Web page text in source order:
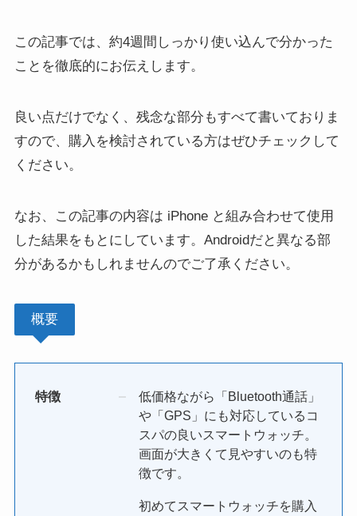
この記事では、約4週間しっかり使い込んで分かった
ことを徹底的にお伝えします。
良い点だけでなく、残念な部分もすべて書いておりま
すので、購入を検討されている方はぜひチェックして
ください。
なお、この記事の内容は iPhone と組み合わせて使用
した結果をもとにしています。Androidだと異なる部
分があるかもしれませんのでご了承ください。
概要
特徴
低価格ながら「Bluetooth通話」
や「GPS」にも対応しているコ
スパの良いスマートウォッチ。
画面が大きくて見やすいのも特
徴です。
初めてスマートウォッチを購入